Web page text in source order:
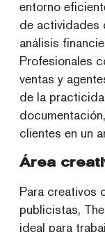
entorno
de actividades
análisis
Profesionales
ventas y
de la
clientes en un
Área
Para creativos
publicistas,
ideal para